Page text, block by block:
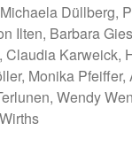
Düllberg,
Ilten, Barbara
Claudia Karweick,
Monika Pfeiffer,
Wendy